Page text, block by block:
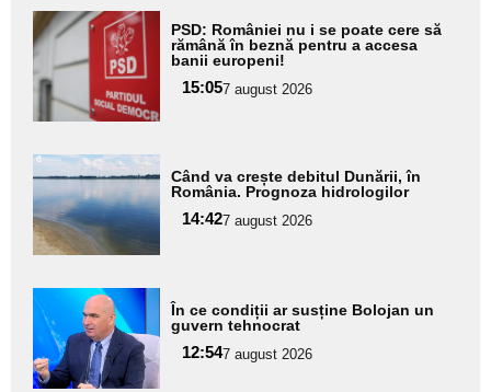
Adaugă
aici textul
pentru
subtitlu
PSD: României nu i se poate cere să
rămână în beznă pentru a accesa
banii europeni!
15:057 august 2026
Adaugă
aici textul
pentru
subtitlu
Când va crește debitul Dunării, în
România. Prognoza hidrologilor
14:427 august 2026
Adaugă
aici textul
pentru
subtitlu
În ce condiții ar susține Bolojan un
guvern tehnocrat
12:547 august 2026